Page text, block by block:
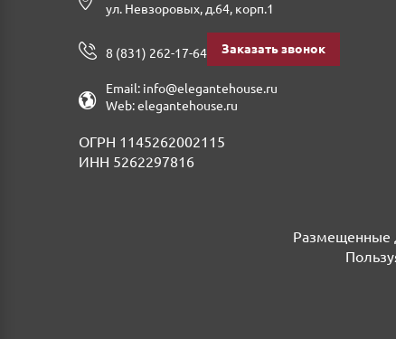
ул. Невзоровых, д.64, корп.1
8 (831) 262-17-64 Заказать звонок
Email: info@elegantehouse.ru
Web:elegantehouse.ru
ОГРН 1145262002115
ИНН 5262297816
Размещенные